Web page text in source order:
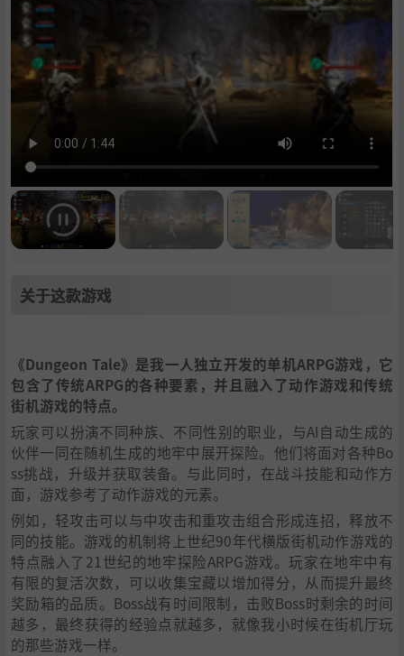
关于这款游戏
《Dungeon Tale》是我一人独立开发的单机ARPG游戏，它
包含了传统ARPG的各种要素，并且融入了动作游戏和传统
街机游戏的特点。
玩家可以扮演不同种族、不同性别的职业，与AI自动生成的
伙伴一同在随机生成的地牢中展开探险。他们将面对各种Bo
ss挑战，升级并获取装备。与此同时，在战斗技能和动作方
面，游戏参考了动作游戏的元素。
例如，轻攻击可以与中攻击和重攻击组合形成连招，释放不
同的技能。游戏的机制将上世纪90年代横版街机动作游戏的
特点融入了21世纪的地牢探险ARPG游戏。玩家在地牢中有
有限的复活次数，可以收集宝藏以增加得分，从而提升最终
奖励箱的品质。Boss战有时间限制，击败Boss时剩余的时间
越多，最终获得的经验点就越多，就像我小时候在街机厅玩
的那些游戏一样。